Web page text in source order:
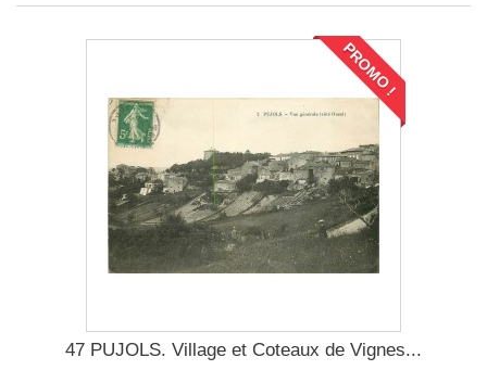
PROMO !
47 PUJOLS. Village et Coteaux de Vignes...